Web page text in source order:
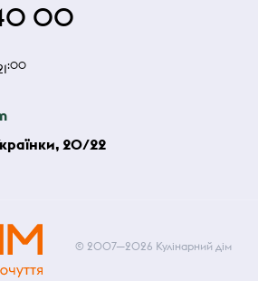
00
:00
20/22
© 2007—2026 Кулінарний дім